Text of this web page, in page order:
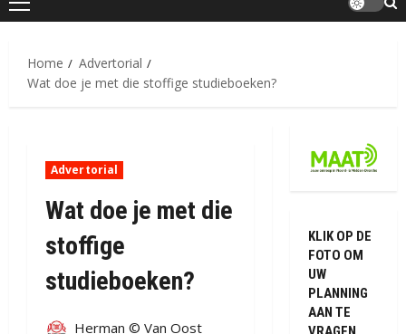
Primair
Home
Advertorial
Wat doe je met die stoffige studieboeken?
Advertorial
Wat doe je met die
stoffige
studieboeken?
Herman © Van Oost
KLIK OP DE
FOTO OM
UW
PLANNING
AAN TE